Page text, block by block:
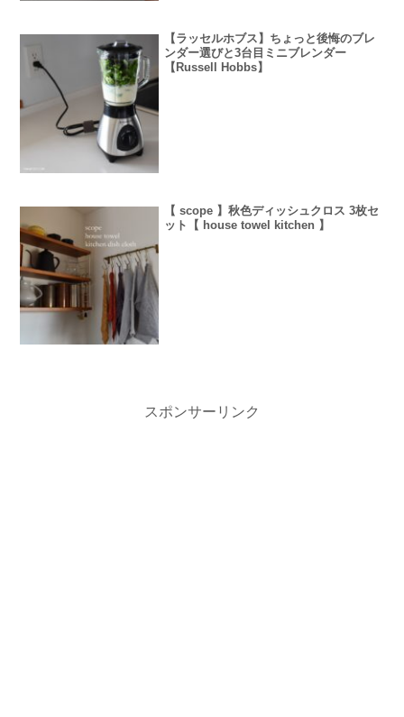
【ラッセルホブス】ちょっと後悔のブレ
ンダー選びと3台目ミニブレンダー
【Russell Hobbs】
【 scope 】秋色ディッシュクロス 3枚セ
ット【 house towel kitchen 】
スポンサーリンク